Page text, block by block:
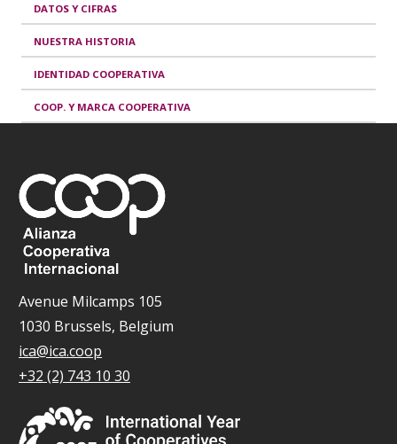
DATOS Y CIFRAS
NUESTRA HISTORIA
IDENTIDAD COOPERATIVA
COOP. Y MARCA COOPERATIVA
Avenue Milcamps 105
1030 Brussels, Belgium
ica@ica.coop
+32 (2) 743 10 30